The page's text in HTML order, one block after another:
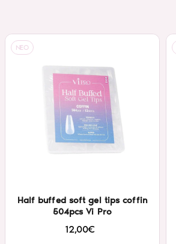
NEO
Half buffed soft gel tips coffin
504pcs Vi Pro
12,00€